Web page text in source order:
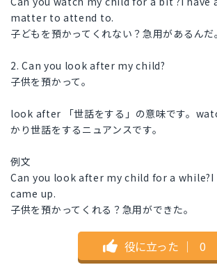
matter to attend to.
子どもを預かってくれない？急用があるんだ。
2. Can you look after my child?
子供を預かって。
look after 「世話をする」の意味です。
かり世話をするニュアンスです。
例文
Can you look after my child for a
came up.
子供を預かってくれる？急用ができた。
役に立った ｜ 0